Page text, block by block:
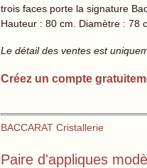
trois faces porte la signature
Hauteur : 80 cm. Diamètre : 78
Le détail des ventes est
Créez un compte
BACCARAT Cristallerie
Paire d'appliques